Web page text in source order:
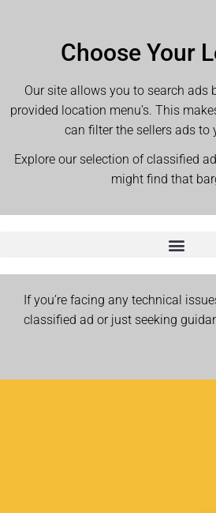
Choose Your
Our site allows you to search ads
provided location menu’s. This
can filter the sellers ads to
Explore our selection of classified
might find that
If you’re facing any technical
classified ad or just seeking